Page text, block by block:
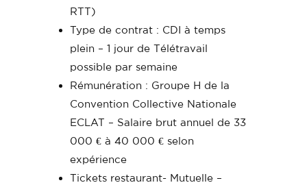
RTT)
Type de contrat : CDI à temps
plein – 1 jour de Télétravail
possible par semaine
Rémunération : Groupe H de la
Convention Collective Nationale
ECLAT – Salaire brut annuel de 33
000 € à 40 000 € selon
expérience
Tickets restaurant- Mutuelle –